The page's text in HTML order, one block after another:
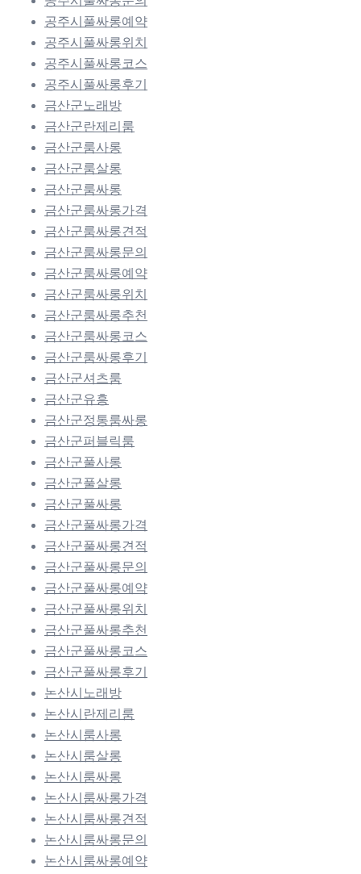
공주시풀싸롱예약
공주시풀싸롱위치
공주시풀싸롱코스
공주시풀싸롱후기
금산군노래방
금산군란제리룸
금산군룸사롱
금산군룸살롱
금산군룸싸롱
금산군룸싸롱가격
금산군룸싸롱견적
금산군룸싸롱문의
금산군룸싸롱예약
금산군룸싸롱위치
금산군룸싸롱추천
금산군룸싸롱코스
금산군룸싸롱후기
금산군셔츠룸
금산군유흥
금산군정통룸싸롱
금산군퍼블릭룸
금산군풀사롱
금산군풀살롱
금산군풀싸롱
금산군풀싸롱가격
금산군풀싸롱견적
금산군풀싸롱문의
금산군풀싸롱예약
금산군풀싸롱위치
금산군풀싸롱추천
금산군풀싸롱코스
금산군풀싸롱후기
논산시노래방
논산시란제리룸
논산시룸사롱
논산시룸살롱
논산시룸싸롱
논산시룸싸롱가격
논산시룸싸롱견적
논산시룸싸롱문의
논산시룸싸롱예약